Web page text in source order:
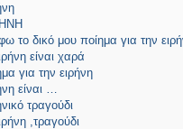
το δικό μου ποίημα για την
είναι χαρά
για την ειρήνη
είναι …
τραγούδι
,τραγούδι